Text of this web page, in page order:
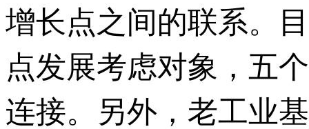
增长点之间的联系。
点发展考虑对象，五
连接。另外，老工业